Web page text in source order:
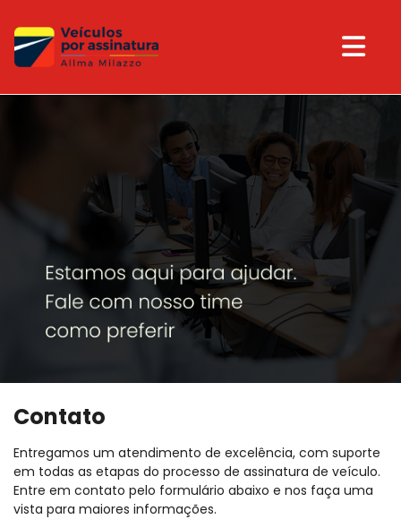
Contato
Entregamos um atendimento de excelência, com suporte
em todas as etapas do processo de assinatura de veículo.
Entre em contato pelo formulário abaixo e nos faça uma
vista para maiores informações.